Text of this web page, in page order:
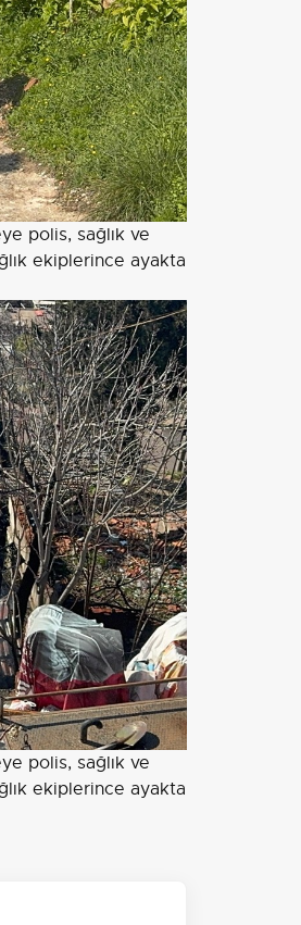
polis, sağlık ve
ekiplerince ayakta
polis, sağlık ve
ekiplerince ayakta